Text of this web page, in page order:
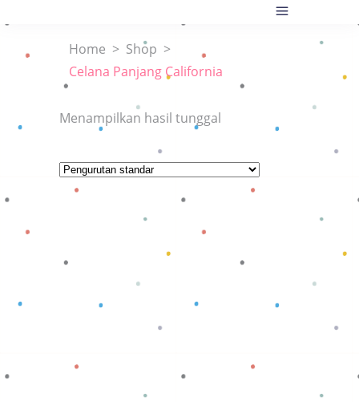
Home > Shop >
Celana Panjang California
Menampilkan hasil tunggal
Baca selengkapnya